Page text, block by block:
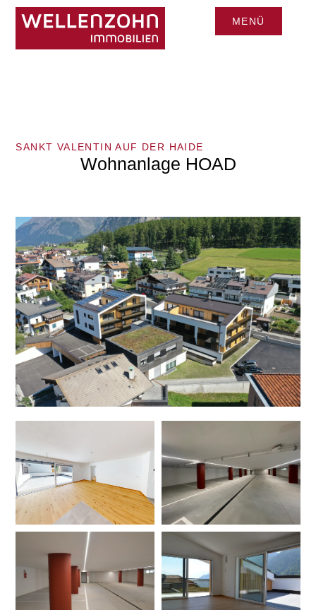
MENÜ
DEUITAENG
SANKT VALENTIN AUF DER HAIDE
Wohnanlage HOAD